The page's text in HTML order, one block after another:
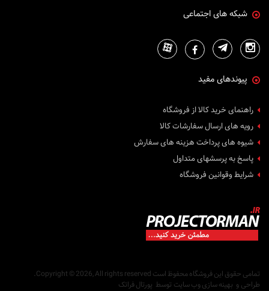
شبکه های اجتماعی
پیوندهای مفید
راهنمای خرید کالا از فروشگاه
رویه های ارسال سفارشات کالا
شیوه های پرداخت هزینه های سفارش
پاسخ به پرسشهای متداول
شرایط وقوانین فروشگاه
تمامی حقوق این فروشگاه محفوظ است Copyright © 2026, All rights reserved.
طراحی و بهینه سازی وب سایت توسط پورتال فراتک